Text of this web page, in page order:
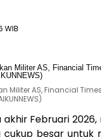
WIB
Militer AS, Financial
akhir Februari
cukup besar untuk